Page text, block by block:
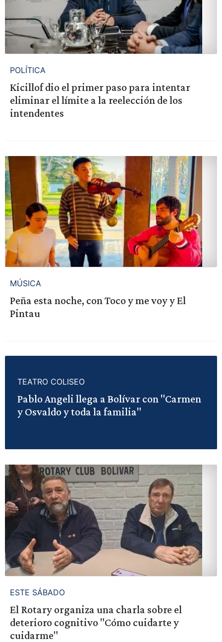
POLÍTICA
Kicillof dio el primer paso para intentar
eliminar el límite a la reelección de los
intendentes
MÚSICA
Peña esta noche, con Toco y me voy y El
Pintau
TEATRO COLISEO
Pablo Angeli llega a Bolívar con "Carmen
y Osvaldo y toda la familia"
ESTE SÁBADO
El Rotary organiza una charla sobre el
deterioro cognitivo "Cómo cuidarte y
cuidarme"